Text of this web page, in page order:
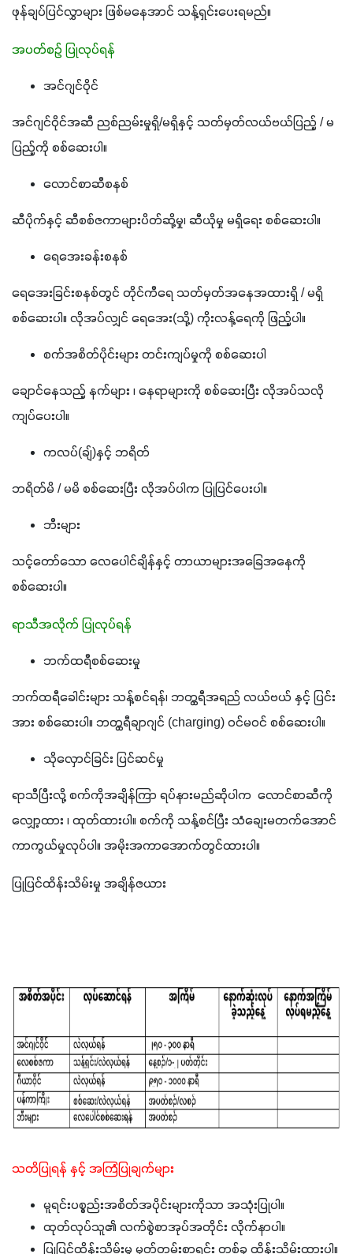
ဖုန်ချပ်ပြင်လွှာများ ဖြစ်မနေအာင် သန့်ရှင်းပေးရမည်။
အပတ်စဉ် ပြုလုပ်ရန်
အင်ဂျင်ဝိုင်
အင်ဂျင်ဝိုင်အဆီ ညစ်ညမ်းမှုရှိ/မရှိနှင့် သတ်မှတ်လယ်ဗယ်ပြည့် / မ
ပြည့်ကို စစ်ဆေးပါ။
လောင်စာဆီစနစ်
ဆီပိုက်နှင့် ဆီစစ်ဇကာများပိတ်ဆို့မှု၊ ဆီယိုမှု မရှိရေး စစ်ဆေးပါ။
ရေအေးခန်းစနစ်
ရေအေးခြင်းစနစ်တွင် တိုင်ကီရေ သတ်မှတ်အနေအထားရှိ / မရှိ
စစ်ဆေးပါ။ လိုအပ်လျှင် ရေအေး(သို့) ကိုးလန့်ရေကို ဖြည့်ပါ။
စက်အစိတ်ပိုင်းများ တင်းကျပ်မှုကို စစ်ဆေးပါ
ချောင်နေသည့် နက်များ ၊ နေရာများကို စစ်ဆေးပြီး လိုအပ်သလို
ကျပ်ပေးပါ။
ကလပ်(ချ်)နှင့် ဘရိတ်
ဘရိတ်မိ / မမိ စစ်ဆေးပြီး လိုအပ်ပါက ပြုပြင်ပေးပါ။
ဘီးများ
သင့်တော်သော လေပေါင်ချိန်နှင့် တာယာများအခြေအနေကို
စစ်ဆေးပါ။
ရာသီအလိုက် ပြုလုပ်ရန်
ဘက်ထရီစစ်ဆေးမှု
ဘက်ထရီခေါင်းများ သန့်စင်ရန်၊ ဘတ္ထရီအရည် လယ်ဗယ် နှင့် ပြင်း
အား စစ်ဆေးပါ။ ဘတ္ထရီချာဂျင် (charging) ဝင်မဝင် စစ်ဆေးပါ။
သိုလှောင်ခြင်း ပြင်ဆင်မှု
ရာသီပြီးလို့ စက်ကိုအချိန်ကြာ ရပ်နားမည်ဆိုပါက  လောင်စာဆီကို
လျှော့ထား ၊ ထုတ်ထားပါ။ စက်ကို သန့်စင်ပြီး သံချေးမတက်အောင်
ကာကွယ်မှုလုပ်ပါ။ အမိုးအကာအောက်တွင်ထားပါ။
ပြုပြင်ထိန်းသိမ်းမှု အချိန်ဇယား
သတိပြုရန် နှင့် အကြံပြုချက်များ
မူရင်းပစ္စည်းအစိတ်အပိုင်းများကိုသာ အသုံးပြုပါ။
ထုတ်လုပ်သူ၏ လက်စွဲစာအုပ်အတိုင်း လိုက်နာပါ။
ပြုပြင်ထိန်းသိမ်းမှု မှတ်တမ်းစာရင်း တစ်ခု ထိန်းသိမ်းထားပါ။